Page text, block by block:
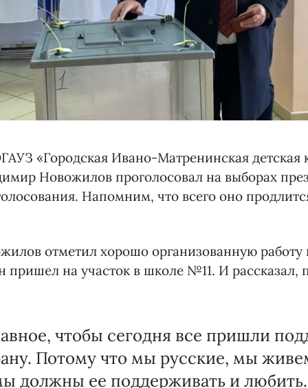
«Городская Ивано-Матренинская детская
Новожилов проголосовал на выборах
Напомним, что всего оно
отметил хорошо организованную работу
пришел на участок в школе №11. И рассказал,
чтобы сегодня все пришли
Потому что мы русские, мы
должны ее поддерживать и любить.